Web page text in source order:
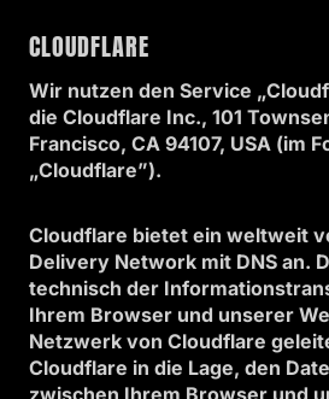
CLOUDFLARE
Wir nutzen den Service
die Cloudflare Inc., 101
Francisco, CA 94107, USA (im
„Cloudflare”).
Cloudflare bietet ein weltweit
Delivery Network mit DNS an.
technisch der
Ihrem Browser und unserer
Netzwerk von Cloudflare
Cloudflare in die Lage, den
zwischen Ihrem Browser und